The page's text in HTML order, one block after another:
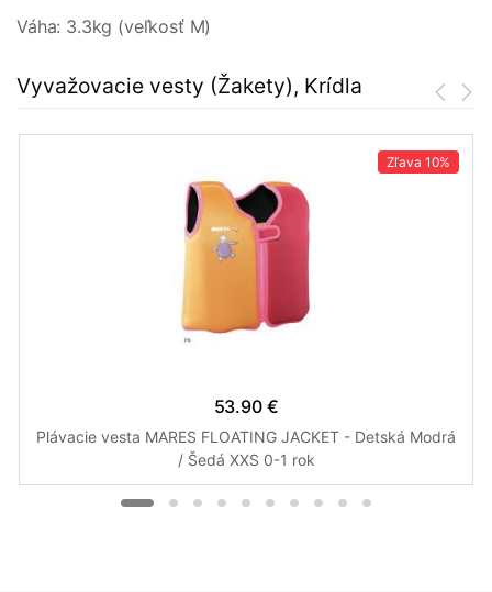
Váha: 3.3kg (veľkosť M)
Vyvažovacie vesty (Žakety), Krídla
Zľava 10%
53.90 €
Plávacie vesta MARES FLOATING JACKET - Detská Modrá
/ Šedá XXS 0-1 rok